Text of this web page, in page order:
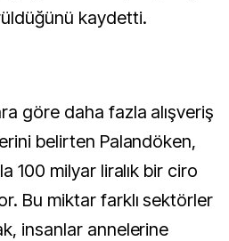
kaydetti.
göre daha fazla alışveriş
belirten Palandöken,
100 milyar liralık bir ciro
Bu miktar farklı sektörler
insanlar annelerine